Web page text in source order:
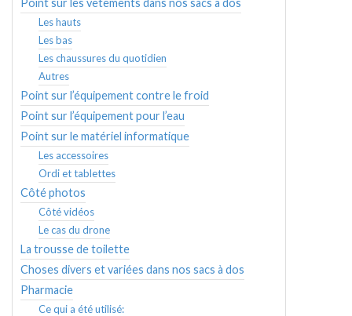
Les hauts
Les bas
Les chaussures du quotidien
Autres
Point sur l’équipement contre le froid
Point sur l’équipement pour l’eau
Point sur le matériel informatique
Les accessoires
Ordi et tablettes
Côté photos
Côté vidéos
Le cas du drone
La trousse de toilette
Choses divers et variées dans nos sacs à dos
Pharmacie
Ce qui a été utilisé: